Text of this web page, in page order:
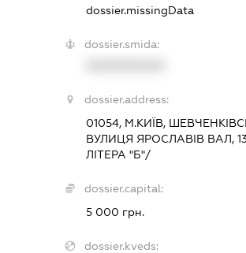
dossier.missingData
dossier.smida:
dossier.address:
01054, М.КИЇВ,
ВУЛИЦЯ ЯРОСЛАВІВ ВАЛ,
ЛІТЕРА "Б"/
dossier.capital:
5 000 грн.
dossier.kveds: